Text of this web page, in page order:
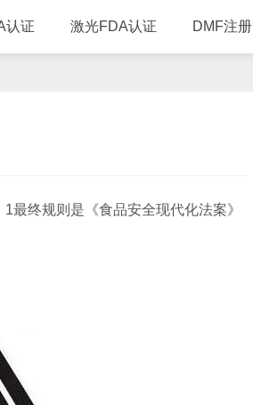
认证 激光FDA认证 DMF注册
最终规则是《食品安全现代化法案》